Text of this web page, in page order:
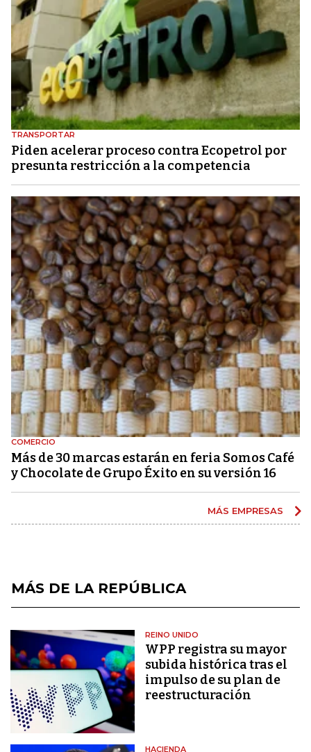
TRANSPORTAR
Piden acelerar proceso contra Ecopetrol por
presunta restricción a la competencia
COMERCIO
Más de 30 marcas estarán en feria Somos Café
y Chocolate de Grupo Éxito en su versión 16
MÁS EMPRESAS
MÁS DE LA REPÚBLICA
REINO UNIDO
WPP registra su mayor
subida histórica tras el
impulso de su plan de
reestructuración
HACIENDA